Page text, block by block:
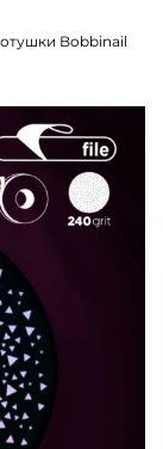
Bobbinail